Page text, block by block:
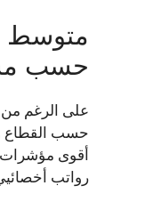
متوسط
حسب
على الرغم من
حسب القطاع
أقوى مؤشرات
رواتب